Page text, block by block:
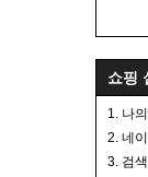
쇼핑
1. 나
2. 네
3. 검